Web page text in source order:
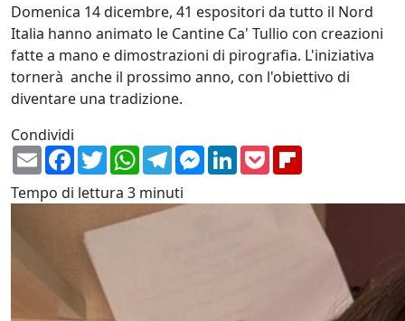
Domenica 14 dicembre, 41 espositori da tutto il Nord
Italia hanno animato le Cantine Ca' Tullio con creazioni
fatte a mano e dimostrazioni di pirografia. L'iniziativa
tornerà anche il prossimo anno, con l'obiettivo di
diventare una tradizione.
Condividi
EmailFacebook
TwitterWhatsApp
TelegramMessenger
LinkedIn
Pocket
Tempo di lettura 3 minuti